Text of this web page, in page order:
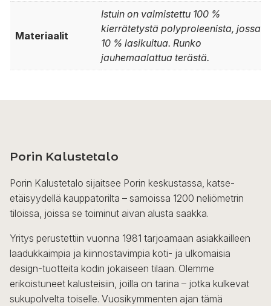
Materiaalit
Istuin on valmistettu 100 %
kierrätetystä polyproleenista, jossa
10 % lasikuitua. Runko
jauhemaalattua terästä.
Porin Kalustetalo
Porin Kalustetalo sijaitsee Porin keskustassa, katse-
etäisyydellä kauppatorilta – samoissa 1200 neliömetrin
tiloissa, joissa se toiminut aivan alusta saakka.
Yritys perustettiin vuonna 1981 tarjoamaan asiakkailleen
laadukkaimpia ja kiinnostavimpia koti- ja ulkomaisia
design-tuotteita kodin jokaiseen tilaan. Olemme
erikoistuneet kalusteisiin, joilla on tarina – jotka kulkevat
sukupolvelta toiselle. Vuosikymmenten ajan tämä